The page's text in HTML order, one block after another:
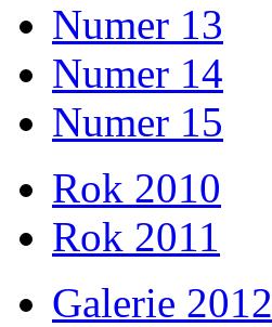
Numer 13
Numer 14
Numer 15
Rok 2010
Rok 2011
Galerie 2012